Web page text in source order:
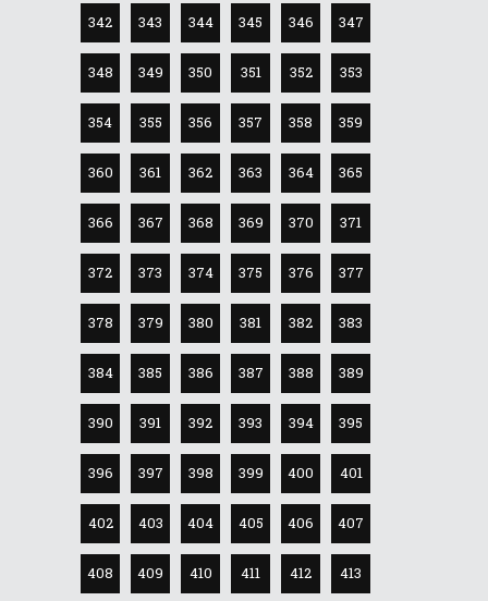
342 343 344 345 346 347
348 349 350 351 352 353
354 355 356 357 358 359
360 361 362 363 364 365
366 367 368 369 370 371
372 373 374 375 376 377
378 379 380 381 382 383
384 385 386 387 388 389
390 391 392 393 394 395
396 397 398 399 400 401
402 403 404 405 406 407
408 409 410 411 412 413